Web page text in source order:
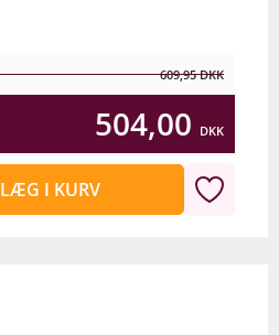
609,95DKK
504,00 DKK
LÆG I KURV